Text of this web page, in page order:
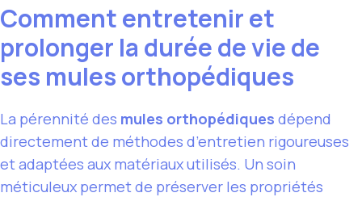
Comment entretenir et
prolonger la durée de vie de
ses mules orthopédiques
La pérennité des mules orthopédiques dépend
directement de méthodes d’entretien rigoureuses
et adaptées aux matériaux utilisés. Un soin
méticuleux permet de préserver les propriétés